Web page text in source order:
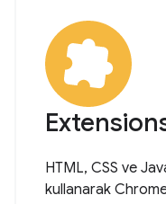
HTML, CSS ve
kullanarak